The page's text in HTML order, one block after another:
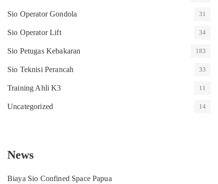
Sio Operator Gondola 31
Sio Operator Lift 34
Sio Petugas Kebakaran 183
Sio Teknisi Perancah 33
Training Ahli K3 11
Uncategorized 14
News
Biaya Sio Confined Space Papua